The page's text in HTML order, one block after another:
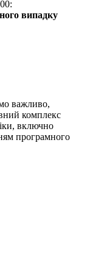
випадку
важливо,
комплекс
включно
програмного